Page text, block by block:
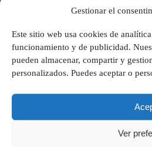
Gestionar el
Este sitio web usa cookies de
funcionamiento y de publicidad.
pueden almacenar, compartir y
personalizados. Puedes aceptar o
Ver